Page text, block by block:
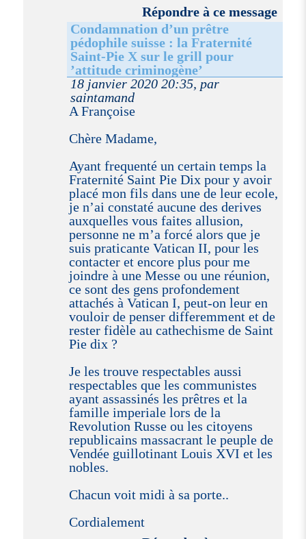
Répondre à ce message
Condamnation d’un prêtre
pédophile suisse : la Fraternité
Saint-Pie X sur le grill pour
’attitude criminogène’
18 janvier 2020 20:35, par
saintamand
A Françoise
Chère Madame,
Ayant frequenté un certain temps la
Fraternité Saint Pie Dix pour y avoir
placé mon fils dans une de leur ecole,
je n’ai constaté aucune des derives
auxquelles vous faites allusion,
personne ne m’a forcé alors que je
suis praticante Vatican II, pour les
contacter et encore plus pour me
joindre à une Messe ou une réunion,
ce sont des gens profondement
attachés à Vatican I, peut-on leur en
vouloir de penser differemment et de
rester fidèle au cathechisme de Saint
Pie dix ?
Je les trouve respectables aussi
respectables que les communistes
ayant assassinés les prêtres et la
famille imperiale lors de la
Revolution Russe ou les citoyens
republicains massacrant le peuple de
Vendée guillotinant Louis XVI et les
nobles.
Chacun voit midi à sa porte..
Cordialement